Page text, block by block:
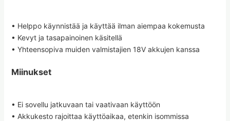
• Helppo käynnistää ja käyttää ilman aiempaa kokemusta
• Kevyt ja tasapainoinen käsitellä
• Yhteensopiva muiden valmistajien 18V akkujen kanssa
Miinukset
• Ei sovellu jatkuvaan tai vaativaan käyttöön
• Akkukesto rajoittaa käyttöaikaa, etenkin isommissa